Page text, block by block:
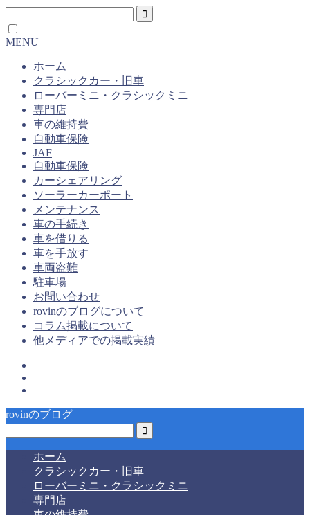
MENU
ホーム
クラシックカー・旧車
ローバーミニ・クラシックミニ
専門店
車の維持費
自動車保険
JAF
自動車保険
カーシェアリング
ソーラーカーポート
メンテナンス
車の手続き
車を借りる
車を手放す
車両盗難
駐車場
お問い合わせ
rovinのブログについて
コラム掲載について
他メディアでの掲載実績
rovinのブログ
ホーム
クラシックカー・旧車
ローバーミニ・クラシックミニ
専門店